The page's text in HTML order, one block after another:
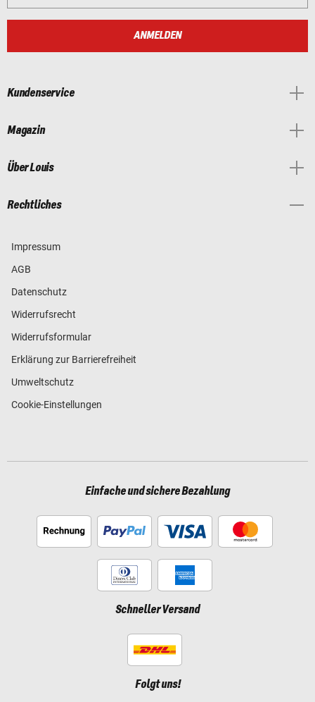
ANMELDEN
Kundenservice
Magazin
Über Louis
Rechtliches
Impressum
AGB
Datenschutz
Widerrufsrecht
Widerrufsformular
Erklärung zur Barrierefreiheit
Umweltschutz
Cookie-Einstellungen
Einfache und sichere Bezahlung
Schneller Versand
Folgt uns!